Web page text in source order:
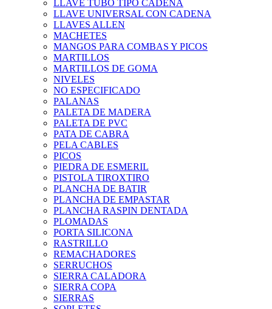
LLAVE TUBO TIPO CADENA
LLAVE UNIVERSAL CON CADENA
LLAVES ALLEN
MACHETES
MANGOS PARA COMBAS Y PICOS
MARTILLOS
MARTILLOS DE GOMA
NIVELES
NO ESPECIFICADO
PALANAS
PALETA DE MADERA
PALETA DE PVC
PATA DE CABRA
PELA CABLES
PICOS
PIEDRA DE ESMERIL
PISTOLA TIROXTIRO
PLANCHA DE BATIR
PLANCHA DE EMPASTAR
PLANCHA RASPIN DENTADA
PLOMADAS
PORTA SILICONA
RASTRILLO
REMACHADORES
SERRUCHOS
SIERRA CALADORA
SIERRA COPA
SIERRAS